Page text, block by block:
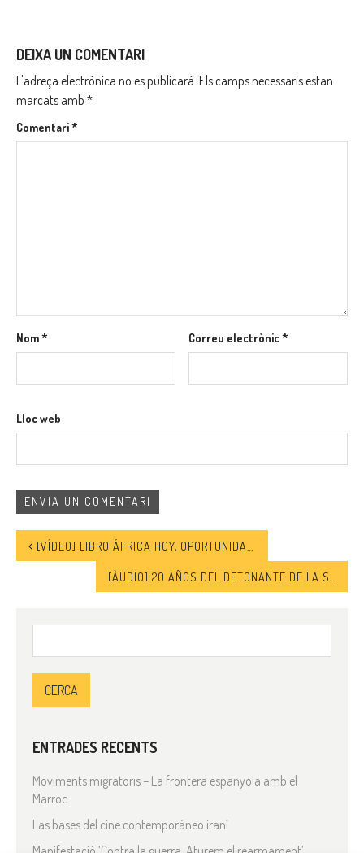
DEIXA UN COMENTARI
L'adreça electrònica no es publicarà. Els camps necessaris estan
marcats amb *
Comentari*
Nom* Correu electrònic*
Lloc web
[VÍDEO] LIBRO ÁFRICA HOY, OPORTUNIDAD O AMENAZA
ENTRADES RECENTS
Moviments migratoris – La frontera espanyola amb el
Marroc
Las bases del cine contemporáneo iraní